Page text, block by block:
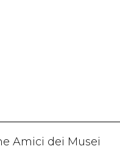
Amici dei Musei